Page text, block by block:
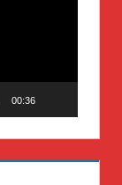
00:36